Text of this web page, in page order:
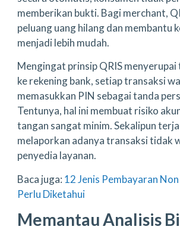
memberikan bukti. Bagi merchant,
peluang uang hilang dan membantu
menjadi lebih mudah.
Mengingat prinsip QRIS
ke rekening bank, setiap transaksi
memasukkan PIN sebagai tanda
Tentunya, hal ini membuat risiko
tangan sangat minim. Sekalipun
melaporkan adanya transaksi tidak
penyedia layanan.
Baca juga: 12 Jenis Pembayaran
Perlu Diketahui
Memantau Analisis